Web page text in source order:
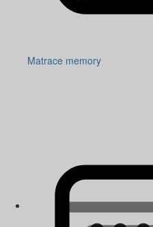
Matrace memory